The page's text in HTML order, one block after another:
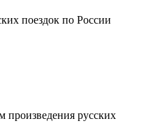
поездок по России
произведения русских